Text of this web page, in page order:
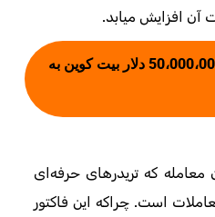
آن افزایش میابد.
نهنگ کریپتو 50،000،000 دلار بیت کوین به
که تریدرهای حرفه‌ای
است. چراکه این فاکتور